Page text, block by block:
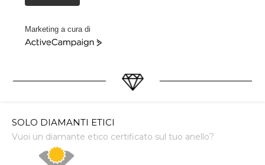
Marketing a cura di
ActiveCampaign
SOLO DIAMANTI ETICI
Vuoi un diamante etico certificato sul tuo anello?